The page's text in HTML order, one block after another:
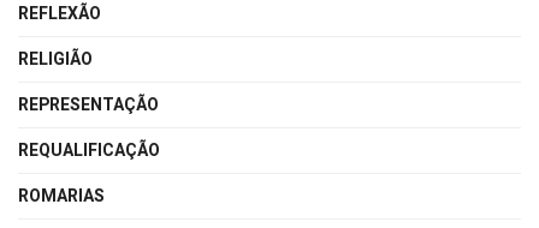
REFLEXÃO
RELIGIÃO
REPRESENTAÇÃO
REQUALIFICAÇÃO
ROMARIAS